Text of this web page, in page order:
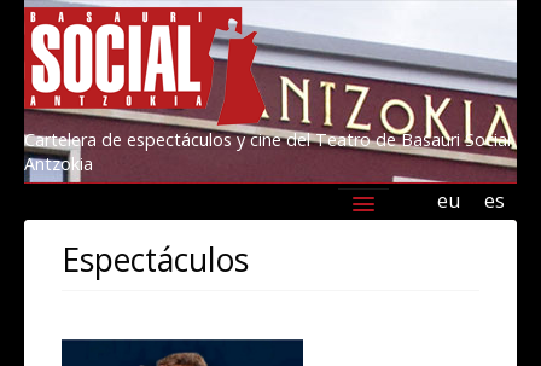
Cartelera de espectáculos y cine del Teatro de Basauri Social
Antzokia
es
eu
Agenda
Programación
Espectáculos